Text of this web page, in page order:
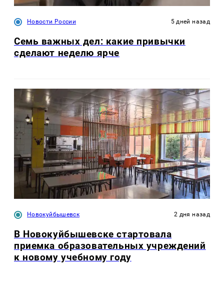
Новости России 5 дней назад
Семь важных дел: какие привычки
сделают неделю ярче
Новокуйбышевск 2 дня назад
В Новокуйбышевске стартовала
приемка образовательных учреждений
к новому учебному году